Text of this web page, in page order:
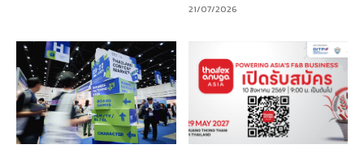
21/07/2026